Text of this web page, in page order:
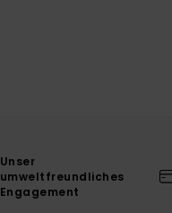
Unser
umweltfreundliches
Engagement